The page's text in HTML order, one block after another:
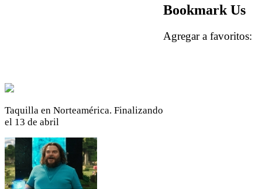
Taquilla en Norteamérica. Finalizando
el 13 de abril
Bookmark Us
Agregar a